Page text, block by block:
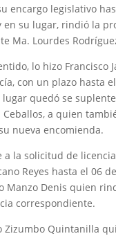
encargo legislativo
en su lugar, rindió la
Ma. Lourdes
lo hizo Francisco
con un plazo hasta
lugar quedó se
Ceballos, a quien
nueva encomienda.
a la solicitud de
Reyes hasta el 06
Manzo Denis quien
correspondiente.
Zizumbo Quintanilla